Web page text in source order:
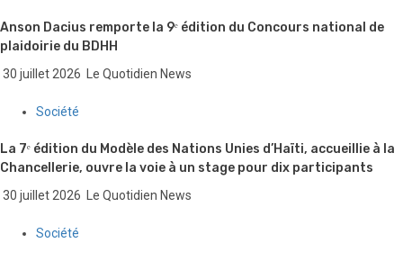
Anson Dacius remporte la 9ᵉ édition du Concours national de
plaidoirie du BDHH
30 juillet 2026 Le Quotidien News
Société
La 7ᵉ édition du Modèle des Nations Unies d’Haïti, accueillie à la
Chancellerie, ouvre la voie à un stage pour dix participants
30 juillet 2026 Le Quotidien News
Société